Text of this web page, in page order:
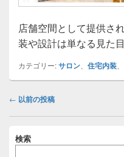
店舗空間として提供さ
装や設計は単なる見た
カテゴリー:サロン 住宅内装
投
ビ
ゲ
← 以前の投稿
イ検索